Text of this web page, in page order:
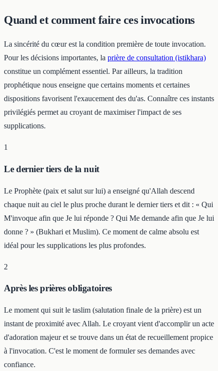
Quand et comment faire ces invocations
La sincérité du cœur est la condition première de toute invocation.
Pour les décisions importantes, la prière de consultation (istikhara)
constitue un complément essentiel. Par ailleurs, la tradition
prophétique nous enseigne que certains moments et certaines
dispositions favorisent l'exaucement des du'as. Connaître ces instants
privilégiés permet au croyant de maximiser l'impact de ses
supplications.
1
Le dernier tiers de la nuit
Le Prophète (paix et salut sur lui) a enseigné qu'Allah descend
chaque nuit au ciel le plus proche durant le dernier tiers et dit : « Qui
M'invoque afin que Je lui réponde ? Qui Me demande afin que Je lui
donne ? » (Bukhari et Muslim). Ce moment de calme absolu est
idéal pour les supplications les plus profondes.
2
Après les prières obligatoires
Le moment qui suit le taslim (salutation finale de la prière) est un
instant de proximité avec Allah. Le croyant vient d'accomplir un acte
d'adoration majeur et se trouve dans un état de recueillement propice
à l'invocation. C'est le moment de formuler ses demandes avec
confiance.